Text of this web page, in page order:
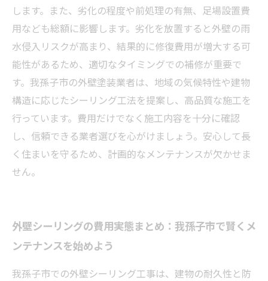
します。また、劣化の程度や前処理の有無、足場設置費
用なども総額に影響します。劣化を放置すると外壁の雨
水侵入リスクが高まり、結果的に修復費用が増大する可
能性があるため、適切なタイミングでの補修が重要で
す。我孫子市の外壁塗装業者は、地域の気候特性や建物
構造に応じたシーリング工法を提案し、高品質な施工を
行っています。費用だけでなく施工内容を十分に確認
し、信頼できる業者選びを心がけましょう。安心して長
く住まいを守るため、計画的なメンテナンスが欠かせま
せん。
外壁シーリングの費用実態まとめ：我孫子市で賢くメ
ンテナンスを始めよう
我孫子市での外壁シーリング工事は、建物の耐久性と防